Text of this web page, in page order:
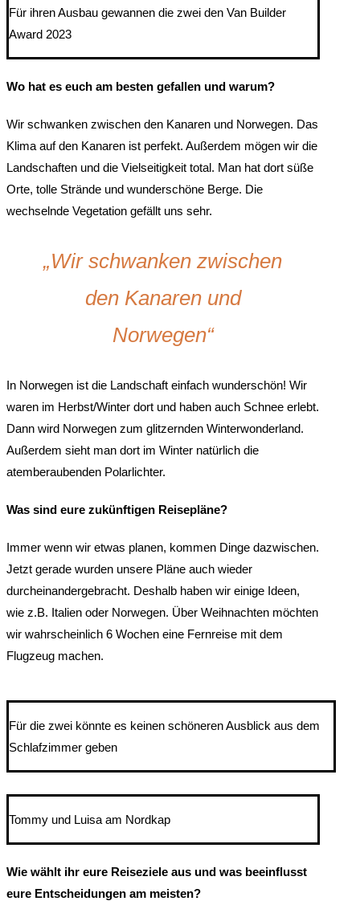
Für ihren Ausbau gewannen die zwei den Van Builder
Award 2023
Wo hat es euch am besten gefallen und warum?
Wir schwanken zwischen den Kanaren und Norwegen. Das
Klima auf den Kanaren ist perfekt. Außerdem mögen wir die
Landschaften und die Vielseitigkeit total. Man hat dort süße
Orte, tolle Strände und wunderschöne Berge. Die
wechselnde Vegetation gefällt uns sehr.
„Wir schwanken zwischen
den Kanaren und
Norwegen“
In Norwegen ist die Landschaft einfach wunderschön! Wir
waren im Herbst/Winter dort und haben auch Schnee erlebt.
Dann wird Norwegen zum glitzernden Winterwonderland.
Außerdem sieht man dort im Winter natürlich die
atemberaubenden Polarlichter.
Was sind eure zukünftigen Reisepläne?
Immer wenn wir etwas planen, kommen Dinge dazwischen.
Jetzt gerade wurden unsere Pläne auch wieder
durcheinandergebracht. Deshalb haben wir einige Ideen,
wie z.B. Italien oder Norwegen. Über Weihnachten möchten
wir wahrscheinlich 6 Wochen eine Fernreise mit dem
Flugzeug machen.
Für die zwei könnte es keinen schöneren Ausblick aus dem
Schlafzimmer geben
Tommy und Luisa am Nordkap
Wie wählt ihr eure Reiseziele aus und was beeinflusst
eure Entscheidungen am meisten?